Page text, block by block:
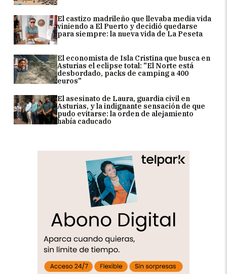
El castizo madrileño que llevaba media vida
viniendo a El Puerto y decidió quedarse
para siempre: la nueva vida de La Peseta
El economista de Isla Cristina que busca en
Asturias el eclipse total: "El Norte está
desbordado, packs de camping a 400
euros"
El asesinato de Laura, guardia civil en
Asturias, y la indignante sensación de que
pudo evitarse: la orden de alejamiento
había caducado